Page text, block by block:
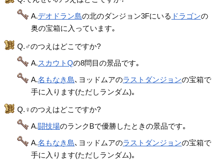
A.デオドラン島の北のダンジョン3Fにいる ドラゴンの
奥の宝箱に入っています｡
Q.♂のつえはどこですか?
A.スカウトQの8問目の景品です｡
A.名もなき島､ヨッドムアのラストダンジョンの宝箱で
手に入ります(ただしランダム)｡
Q.♀のつえはどこですか?
A.闘技場のランクBで優勝したときの景品です｡
A.名もなき島､ヨッドムアのラストダンジョンの宝箱で
手に入ります(ただしランダム)｡